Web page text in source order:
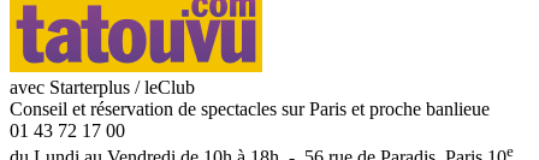
avec Starterplus / leClub
Conseil et réservation de spectacles sur Paris et proche banlieue
01 43 72 17 00
e